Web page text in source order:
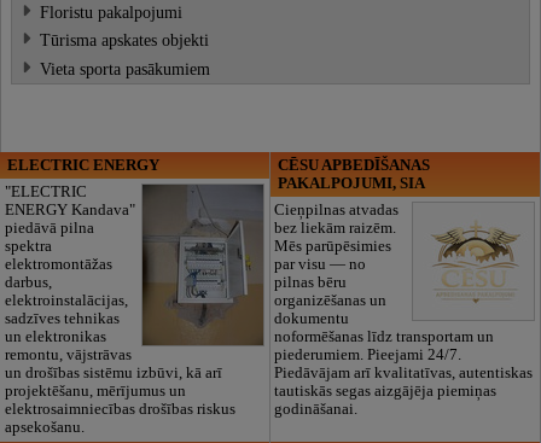
Floristu pakalpojumi
Tūrisma apskates objekti
Vieta sporta pasākumiem
ELECTRIC ENERGY
"ELECTRIC
ENERGY Kandava"
piedāvā pilna
spektra
elektromontāžas
darbus,
elektroinstalācijas,
sadzīves tehnikas
un elektronikas
remontu, vājstrāvas
un drošības sistēmu izbūvi, kā arī
projektēšanu, mērījumus un
elektrosaimniecības drošības riskus
apsekošanu.
CĒSU APBEDĪŠANAS
PAKALPOJUMI, SIA
Cieņpilnas atvadas
bez liekām raizēm.
Mēs parūpēsimies
par visu — no
pilnas bēru
organizēšanas un
dokumentu
noformēšanas līdz transportam un
piederumiem. Pieejami 24/7.
Piedāvājam arī kvalitatīvas, autentiskas
tautiskās segas aizgājēja piemiņas
godināšanai.